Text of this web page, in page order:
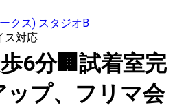
クス) スタジオB
ス対応
6分🏢試着室完
プ、フリマ会